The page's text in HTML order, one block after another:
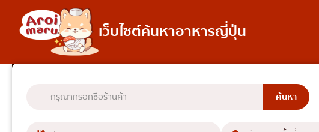
เว็บไซต์ค้นหาอาหารญี่ปุ่น
อาหารญี่ปุ่น
ค้นหาร้านอาหาร
ค้นหาตามประเภทอาหาร